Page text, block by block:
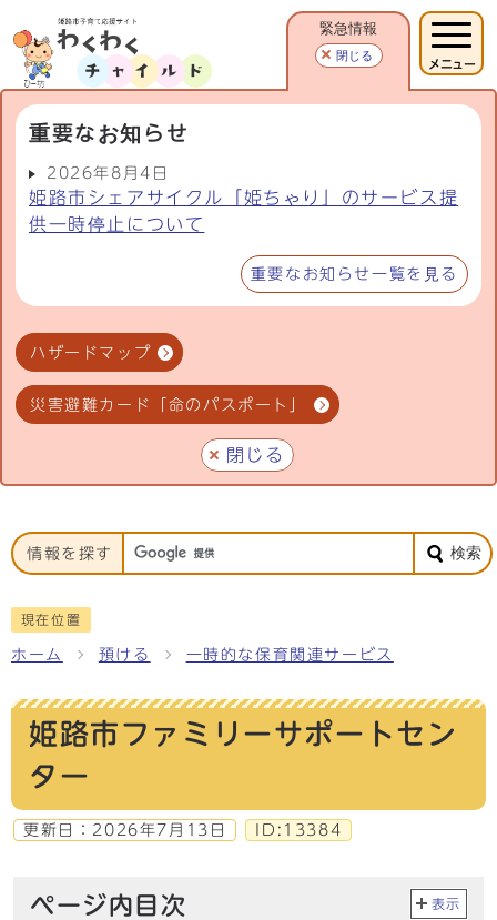
緊急情報
閉じる
重要なお知らせ
2026年8月4日
姫路市シェアサイクル「姫ちゃり」のサービス提
供一時停止について
重要なお知らせ一覧を見る
ハザードマップ
災害避難カード「命のパスポート」
閉じる
メニュー
情報を探す 検索
現在位置
ホーム 預ける 一時的な保育関連サービス
姫路市ファミリーサポートセン
ター
更新日： 2026年7月13日 ID:13384
ページ内目次 表示